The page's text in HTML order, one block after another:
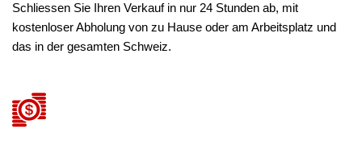
Schliessen Sie Ihren Verkauf in nur 24 Stunden ab, mit
kostenloser Abholung von zu Hause oder am Arbeitsplatz und
das in der gesamten Schweiz.